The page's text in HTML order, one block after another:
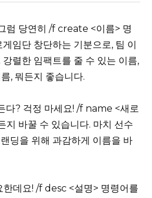
럼 당연히 /f create <이름> 명
임단 창단하는 기분으로, 팀 이
렬한 임팩트를 줄 수 있는 이름,
, 뭐든지 좋습니다.
다? 걱정 마세요! /f name <새로
지 바꿀 수 있습니다. 마치 선수
딩을 위해 과감하게 이름을 바
한데요! /f desc <설명> 명령어를